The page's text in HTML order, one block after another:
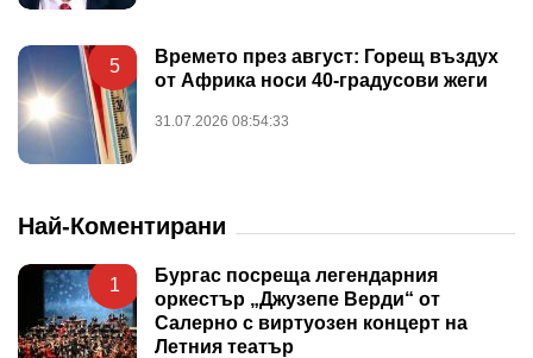
5
Времето през август: Горещ въздух
от Африка носи 40-градусови жеги
31.07.2026 08:54:33
Най-Коментирани
1
Бургас посреща легендарния
оркестър „Джузепе Верди“ от
Салерно с виртуозен концерт на
Летния театър